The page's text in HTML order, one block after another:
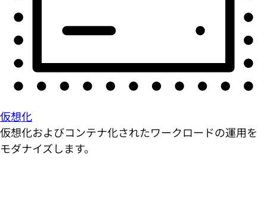
仮想化
仮想化およびコンテナ化されたワークロードの運用を
モダナイズします。